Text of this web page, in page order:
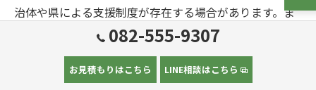
治体や県による支援制度が存在する場合があります。ま
ず、広島県や市の公式サイトをチェックし、利用可能な
補助金や助成金制度を確認しましょう。次に、必要書類
を揃え、申請手続きを行います。この際、専門の業者や
082-555-9307
お見積もりはこちら LINE相談はこちら